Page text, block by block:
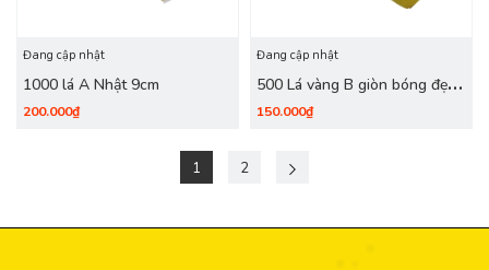
Đang cập nhật
1000 lá A Nhật 9cm
200.000₫
Đang cập nhật
500 Lá vàng B giòn bóng đẹp
(9x9cm)
150.000₫
1 2